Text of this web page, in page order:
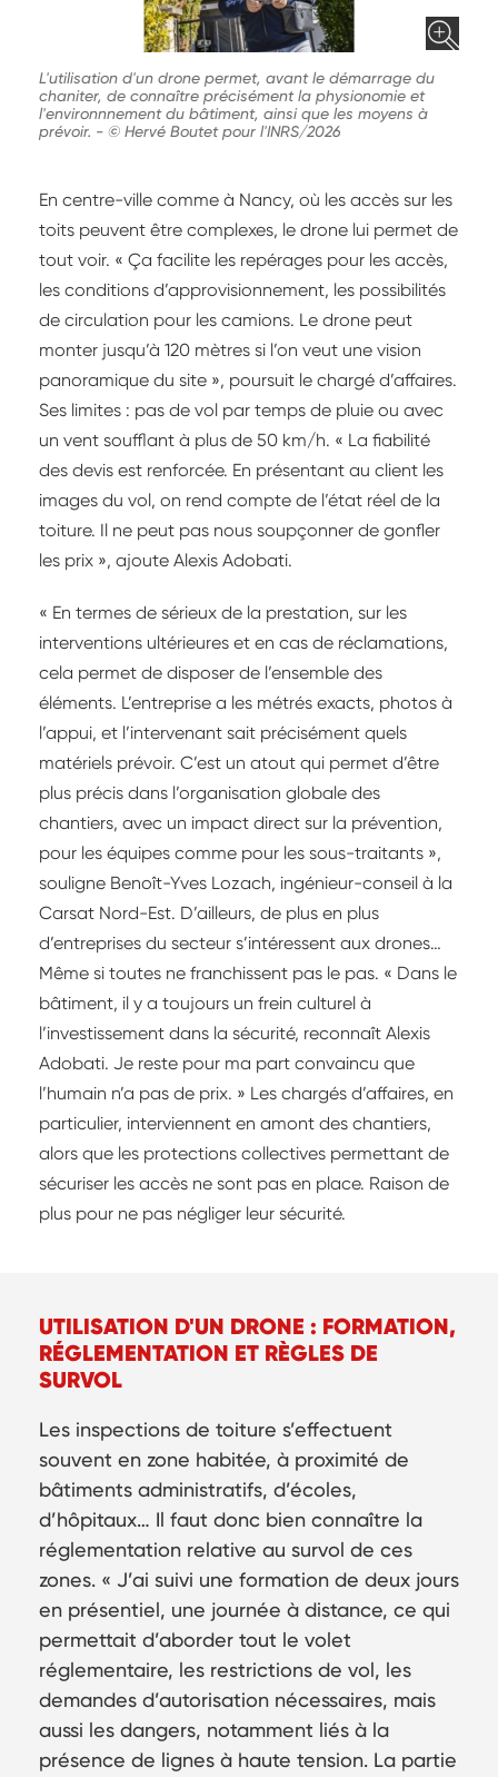
L'utilisation d'un drone permet, avant le démarrage du
chaniter, de connaître précisément la physionomie et
l'environnnement du bâtiment, ainsi que les moyens à
prévoir. - © Hervé Boutet pour l'INRS/2026
En centre-ville comme à Nancy, où les accès sur les
toits peuvent être complexes, le drone lui permet de
tout voir. « Ça facilite les repérages pour les accès,
les conditions d’approvisionnement, les possibilités
de circulation pour les camions. Le drone peut
monter jusqu’à 120 mètres si l’on veut une vision
panoramique du site », poursuit le chargé d’affaires.
Ses limites : pas de vol par temps de pluie ou avec
un vent soufflant à plus de 50 km/h. « La fiabilité
des devis est renforcée. En présentant au client les
images du vol, on rend compte de l’état réel de la
toiture. Il ne peut pas nous soupçonner de gonfler
les prix », ajoute Alexis Adobati.
« En termes de sérieux de la prestation, sur les
interventions ultérieures et en cas de réclamations,
cela permet de disposer de l’ensemble des
éléments. L’entreprise a les métrés exacts, photos à
l’appui, et l’intervenant sait précisément quels
matériels prévoir. C’est un atout qui permet d’être
plus précis dans l’organisation globale des
chantiers, avec un impact direct sur la prévention,
pour les équipes comme pour les sous-traitants »,
souligne Benoît-Yves Lozach, ingénieur-conseil à la
Carsat Nord-Est. D’ailleurs, de plus en plus
d’entreprises du secteur s’intéressent aux drones…
Même si toutes ne franchissent pas le pas. « Dans le
bâtiment, il y a toujours un frein culturel à
l’investissement dans la sécurité, reconnaît Alexis
Adobati. Je reste pour ma part convaincu que
l’humain n’a pas de prix. » Les chargés d’affaires, en
particulier, interviennent en amont des chantiers,
alors que les protections collectives permettant de
sécuriser les accès ne sont pas en place. Raison de
plus pour ne pas négliger leur sécurité.
UTILISATION D'UN DRONE : FORMATION,
RÉGLEMENTATION ET RÈGLES DE
SURVOL
Les inspections de toiture s’effectuent
souvent en zone habitée, à proximité de
bâtiments administratifs, d’écoles,
d’hôpitaux… Il faut donc bien connaître la
réglementation relative au survol de ces
zones. « J’ai suivi une formation de deux jours
en présentiel, une journée à distance, ce qui
permettait d’aborder tout le volet
réglementaire, les restrictions de vol, les
demandes d’autorisation nécessaires, mais
aussi les dangers, notamment liés à la
présence de lignes à haute tension. La partie